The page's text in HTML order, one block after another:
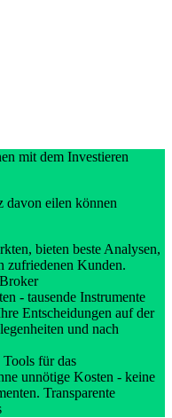
mit dem Investieren
davon eilen können
bieten beste Analysen,
zufriedenen Kunden.
- tausende Instrumente
Entscheidungen auf der
und nach
für das
unnötige Kosten - keine
Transparente